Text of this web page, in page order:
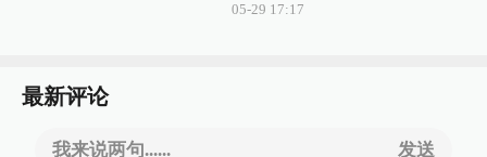
05-29 17:17
最新评论
我来说两句...... 发送